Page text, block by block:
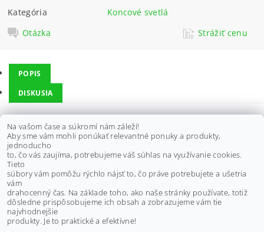
Kategória
Koncové svetlá
Otázka
Strážiť cenu
POPIS
DISKUSIA
Vhodné pre štvorkolky CF MOTO:
Gladiator X5 EU2, 13-17
Gladiator X6 EU2, 11-16
Výrobca:
Buďte prvý, kto napíše príspevok k tejto položke.
Na vašom čase a súkromí nám záleží!
Aby sme vám mohli ponúkať relevantné ponuky a produkty,
jednoducho
to, čo vás zaujíma, potrebujeme váš súhlas na využívanie cookies.
Tieto
súbory vám pomôžu rýchlo nájsť to, čo práve potrebujete a ušetria
vám
drahocenný čas. Na základe toho, ako naše stránky používate, totiž
dôsledne prispôsobujeme ich obsah a zobrazujeme vám tie
najvhodnejšie
produkty. Je to praktické a efektívne!